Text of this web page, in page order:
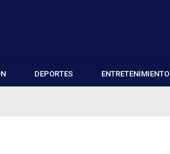
DEPORTES ENTRETENIMIENTO